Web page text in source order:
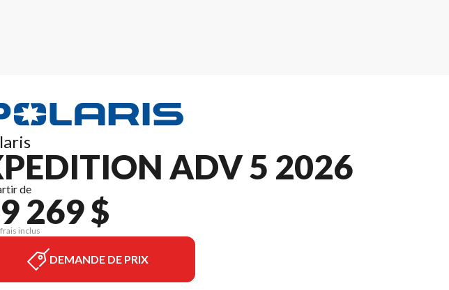
ADV 5 2026
de
269 $
inclus
DEMANDE DE PRIX